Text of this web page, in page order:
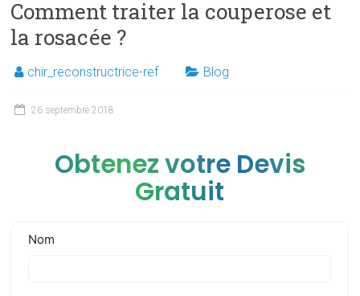
Comment traiter la couperose et
la rosacée ?
chir_reconstructrice-ref Blog
26 septembre 2018
Obtenez votre Devis
Gratuit